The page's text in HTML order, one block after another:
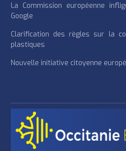
La Commission européenne
Google
Clarification des règles sur la
plastiques
Nouvelle initiative citoyenne